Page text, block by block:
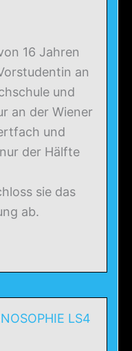
16 Jahren
an
und
an der Wiener
und
der Hälfte
sie das
ab.
LS4